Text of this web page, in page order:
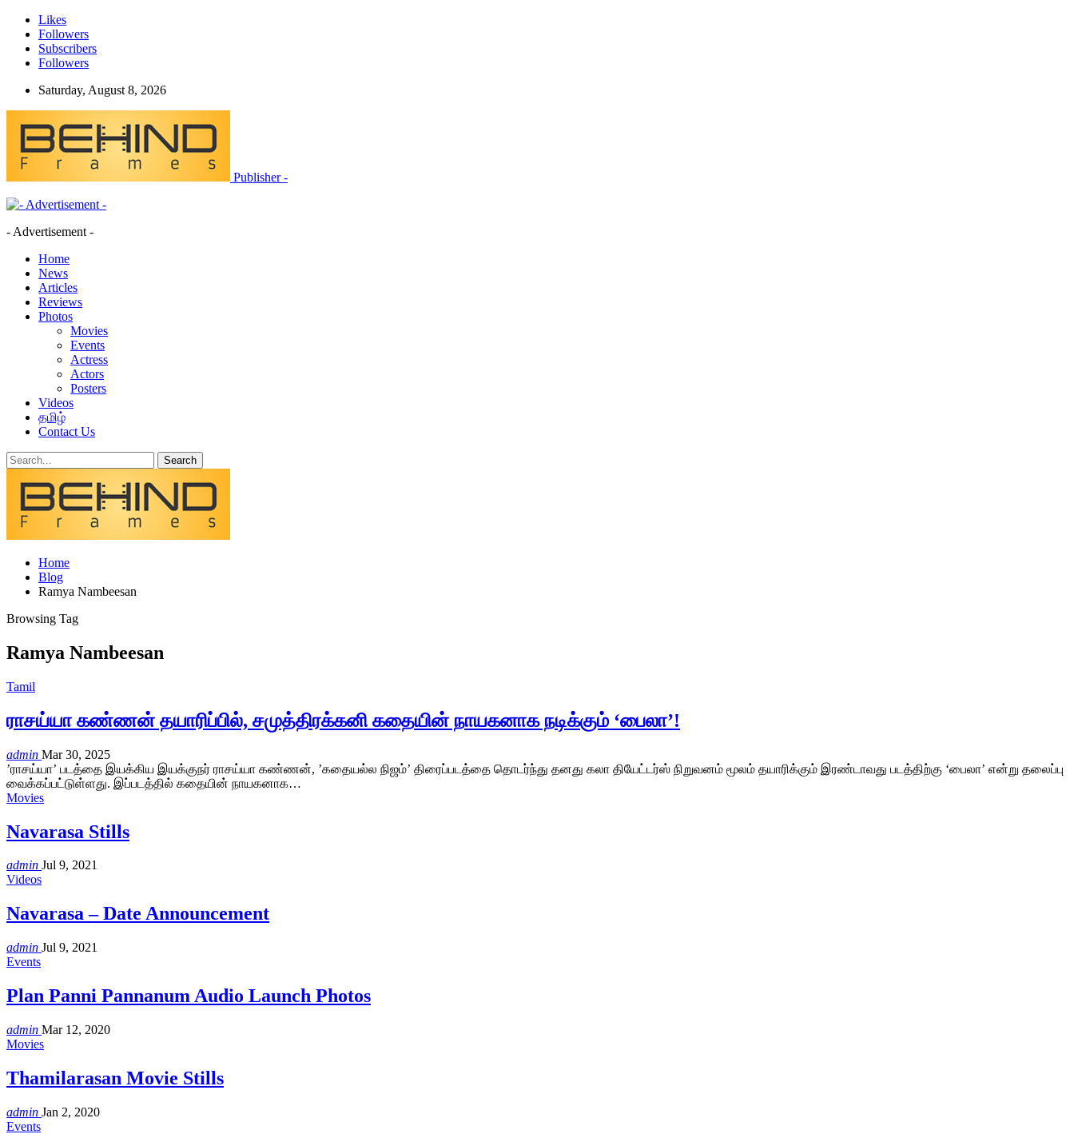
Likes
Followers
Subscribers
Followers
Saturday, August 8, 2026
Publisher -
- Advertisement -
Home
News
Articles
Reviews
Photos
Movies
Events
Actress
Actors
Posters
Videos
தமிழ்
Contact Us
Home
Blog
Ramya Nambeesan
Browsing Tag
Ramya Nambeesan
Tamil
ராசய்யா கண்ணன் தயாரிப்பில், சமுத்திரக்கனி கதையின் நாயகனாக நடிக்கும் ‘பைலா’!
admin Mar 30, 2025
’ராசய்யா’ படத்தை இயக்கிய இயக்குநர் ராசய்யா கண்ணன், ’கதையல்ல நிஜம்’ திரைப்படத்தை தொடர்ந்து தனது கலா தியேட்டர்ஸ் நிறுவனம் மூலம் தயாரிக்கும் இரண்டாவது படத்திற்கு ‘பைலா’ என்று தலைப்பு
வைக்கப்பட்டுள்ளது. இப்படத்தில் கதையின் நாயகனாக…
Movies
Navarasa Stills
admin Jul 9, 2021
Videos
Navarasa – Date Announcement
admin Jul 9, 2021
Events
Plan Panni Pannanum Audio Launch Photos
admin Mar 12, 2020
Movies
Thamilarasan Movie Stills
admin Jan 2, 2020
Events